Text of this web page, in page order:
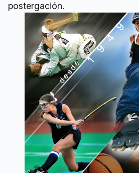
postergación.